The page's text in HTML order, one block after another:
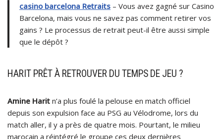
casino barcelona Retraits – Vous avez gagné sur Casino
Barcelona, mais vous ne savez pas comment retirer vos
gains ? Le processus de retrait peut-il être aussi simple
que le dépôt ?
HARIT PRÊT À RETROUVER DU TEMPS DE JEU ?
Amine Harit n’a plus foulé la pelouse en match officiel
depuis son expulsion face au PSG au Vélodrome, lors du
match aller, il y a près de quatre mois. Pourtant, le milieu
marocain a réintégré le groupe ces deux dernières